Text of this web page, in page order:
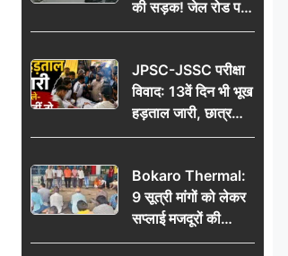
की सड़क! जेल रोड पर
गड्ढे ने खोली निर्माण
की उठी मांग
JPSC-JSSC परीक्षा
विवाद: 13वें दिन भी भूख
हड़ताल जारी, छात्र
बोले- जांच नहीं तो
Bokaro Thermal:
9 सूत्री मांगों को लेकर
सप्लाई मजदूरों की
हुंकार, 12 अगस्त के